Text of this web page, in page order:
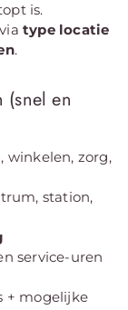
is.
type locatie
.
(snel en
winkelen, zorg,
station,
service-uren
+ mogelijke